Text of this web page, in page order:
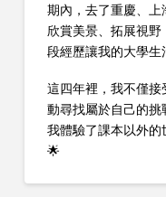
期內，去了重慶、上
欣賞美景、拓展視
段經歷讓我的大學
這四年裡，我不僅
動尋找屬於自己的挑
我體驗了課本以外的
🌟